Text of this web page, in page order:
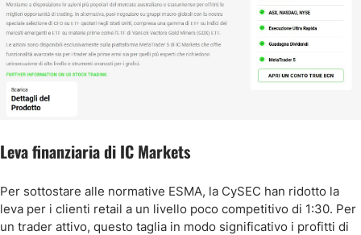
Leva finanziaria di IC Markets
Per sottostare alle normative ESMA, la CySEC han ridotto la
leva per i clienti retail a un livello poco competitivo di 1:30. Per
un trader attivo, questo taglia in modo significativo i profitti di